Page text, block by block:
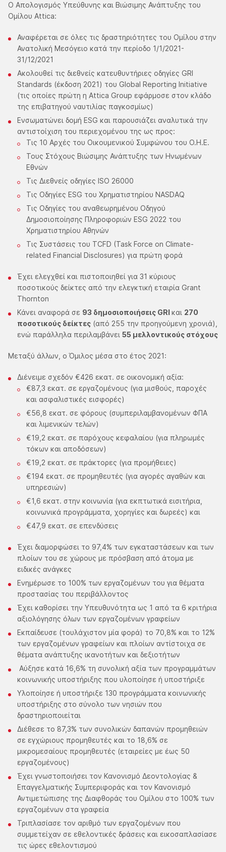
Ο Απολογισμός Υπεύθυνης και Βιώσιμης Ανάπτυξης του
Ομίλου Attica:
Αναφέρεται σε όλες τις δραστηριότητες του Ομίλου στην
Ανατολική Μεσόγειο κατά την περίοδο 1/1/2021-
31/12/2021
Ακολουθεί τις διεθνείς κατευθυντήριες οδηγίες GRI
Standards (έκδοση 2021) του Global Reporting Initiative
(τις οποίες πρώτη η Attica Group εφάρμοσε στον κλάδο
της επιβατηγού ναυτιλίας παγκοσμίως)
Ενσωματώνει δομή ESG και παρουσιάζει αναλυτικά την
αντιστοίχιση του περιεχομένου της ως προς:
Τις 10 Αρχές του Οικουμενικού Συμφώνου του Ο.Η.Ε.
Τους Στόχους Βιώσιμης Ανάπτυξης των Ηνωμένων
Εθνών
Τις Διεθνείς οδηγίες ISO 26000
Τις Οδηγίες ESG του Χρηματιστηρίου NASDAQ
Τις Οδηγίες του αναθεωρημένου Οδηγού
Δημοσιοποίησης Πληροφοριών ESG 2022 του
Χρηματιστηρίου Αθηνών
Τις Συστάσεις του TCFD (Task Force on Climate-
related Financial Disclosures) για πρώτη φορά
Έχει ελεγχθεί και πιστοποιηθεί για 31 κύριους
ποσοτικούς δείκτες από την ελεγκτική εταιρία Grant
Thornton
Κάνει αναφορά σε 93 δημοσιοποιήσεις GRIκαι 270
ποσοτικούς δείκτες (από 255 την προηγούμενη χρονιά),
ενώ παράλληλα περιλαμβάνει 55 μελλοντικούς στόχους
Μεταξύ άλλων, ο Όμιλος μέσα στο έτος 2021:
Διένειμε σχεδόν €426 εκατ. σε οικονομική αξία:
€87,3 εκατ. σε εργαζομένους (για μισθούς, παροχές
και ασφαλιστικές εισφορές)
€56,8 εκατ. σε φόρους (συμπεριλαμβανομένων ΦΠΑ
και λιμενικών τελών)
€19,2 εκατ. σε παρόχους κεφαλαίου (για πληρωμές
τόκων και αποδόσεων)
€19,2 εκατ. σε πράκτορες (για προμήθειες)
€194 εκατ. σε προμηθευτές (για αγορές αγαθών και
υπηρεσιών)
€1,6 εκατ. στην κοινωνία (για εκπτωτικά εισιτήρια,
κοινωνικά προγράμματα, χορηγίες και δωρεές) και
€47,9 εκατ. σε επενδύσεις
Έχει διαμορφώσει το 97,4% των εγκαταστάσεων και των
πλοίων του σε χώρους με πρόσβαση από άτομα με
ειδικές ανάγκες
Ενημέρωσε το 100% των εργαζομένων του για θέματα
προστασίας του περιβάλλοντος
Έχει καθορίσει την Υπευθυνότητα ως 1 από τα 6 κριτήρια
αξιολόγησης όλων των εργαζομένων γραφείων
Εκπαίδευσε (τουλάχιστον μία φορά) το 70,8% και το 12%
των εργαζομένων γραφείων και πλοίων αντίστοιχα σε
θέματα ανάπτυξης ικανοτήτων και δεξιοτήτων
Αύξησε κατά 16,6% τη συνολική αξία των προγραμμάτων
κοινωνικής υποστήριξης που υλοποίησε ή υποστήριξε
Υλοποίησε ή υποστήριξε 130 προγράμματα κοινωνικής
υποστήριξης στο σύνολο των νησιών που
δραστηριοποιείται
Διέθεσε το 87,3% των συνολικών δαπανών προμηθειών
σε εγχώριους προμηθευτές και το 18,6% σε
μικρομεσαίους προμηθευτές (εταιρείες με έως 50
εργαζομένους)
Έχει γνωστοποιήσει τον Κανονισμό Δεοντολογίας &
Επαγγελματικής Συμπεριφοράς και τον Κανονισμό
Αντιμετώπισης της Διαφθοράς του Ομίλου στο 100% των
εργαζομένων στα γραφεία
Τριπλασίασε τον αριθμό των εργαζομένων που
συμμετείχαν σε εθελοντικές δράσεις και εικοσαπλασίασε
τις ώρες εθελοντισμού